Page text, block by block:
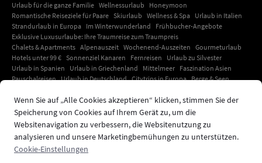
Urlaub für die ganze Familie Wellnessurlaub
Honeymoon
Romantische Reiseziele für Paare Skiurlaub Wellness & Spa Urlaub in Italien
Strandurlaub in Europa Im Winterwunderland
Frühbucher-Angebote
Exklusive Luxusurlaube: Ihre Traumreise zum Traumpreis
Chalets & Apartments Alpenauszeit Wochenend-Auszeiten Gourmeturlaub
Hotels unter 99 € Sonnenziel Kanaren Fernreisen
Urlaub zu Silvester
Urlaub in Spanien
Urlaub in Griechenland Mittelmeer Faszination Asien
Pauschalreisen Urlaub in Deutschland Citytrips in Europa Berge & Seen
Deals der Woche Amsterdam-Hotels Paris Hotels
Ihr exklusiver Urlaub auf Mallorca: Unvergessliche Momente unter südlicher
Sonne
Urlaub auf Kreta
Urlaub in Dubai
Urlaub in der Karibik
Südtirol Urlaub Urlaub in Indonesien Strandhotels
Wenn Sie auf „Alle Cookies akzeptieren“ klicken, stimmen Sie der
Speicherung von Cookies auf Ihrem Gerät zu, um die
Websitenavigation zu verbessern, die Websitenutzung zu
analysieren und unsere Marketingbemühungen zu unterstützen.
Cookie-Einstellungen